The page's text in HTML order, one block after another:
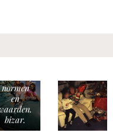
normen
en
bizar.